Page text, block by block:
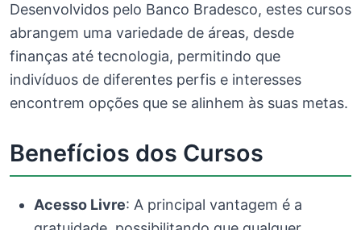
Desenvolvidos pelo Banco Bradesco, estes cursos
abrangem uma variedade de áreas, desde
finanças até tecnologia, permitindo que
indivíduos de diferentes perfis e interesses
encontrem opções que se alinhem às suas metas.
Benefícios dos Cursos
Acesso Livre: A principal vantagem é a